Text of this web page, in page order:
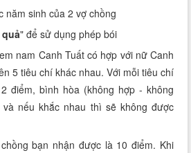
năm sinh của 2 vợ chồng
quả" để sử dụng phép bói
nam Canh Tuất có hợp với nữ Canh
5 tiêu chí khác nhau. Với mỗi tiêu chí
điểm, bình hòa (không hợp - không
nếu khắc nhau thì sẽ không được
bạn nhận được là 10 điểm. Khi